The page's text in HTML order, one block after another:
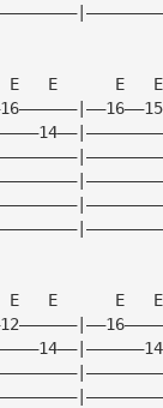
E   E      E
E   E      E